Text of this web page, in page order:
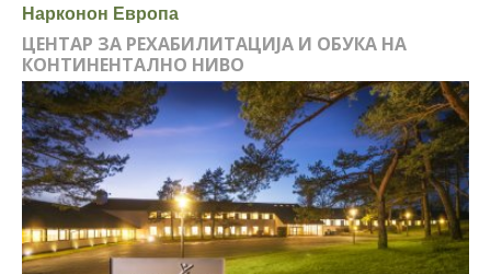
Нарконон Европа
ЦЕНТАР ЗА РЕХАБИЛИТАЦИЈА И ОБУКА НА
КОНТИНЕНТАЛНО НИВО